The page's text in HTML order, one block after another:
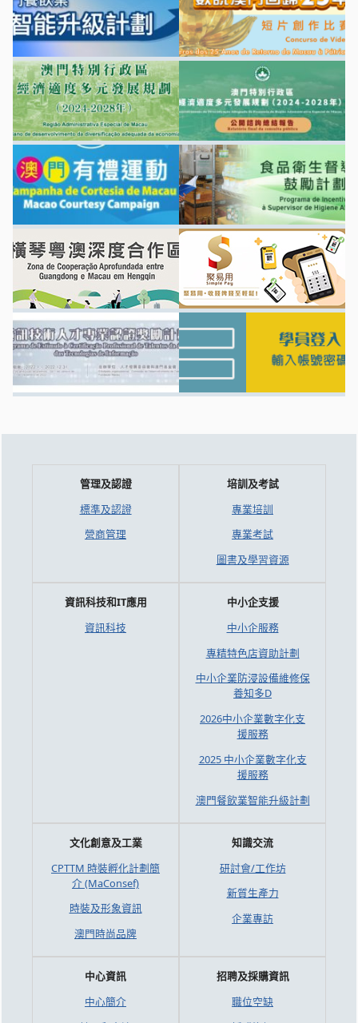
管理及認證
標準及認證
營商管理
培訓及考試
專業培訓
專業考試
圖書及學習資源
資訊科技和IT應用
資訊科技
中小企支援
中小企服務
專精特色店資助計劃
中小企業防浸設備維修保
養知多D
2026中小企業數字化支
援服務
2025 中小企業數字化支
援服務
澳門餐飲業智能升級計劃
文化創意及工業
CPTTM 時裝孵化計劃簡
介 (MaConsef)
時裝及形象資訊
澳門時尚品牌
知識交流
研討會/工作坊
新質生產力
企業專訪
中心資訊
中心簡介
招聘及採購資訊
職位空缺